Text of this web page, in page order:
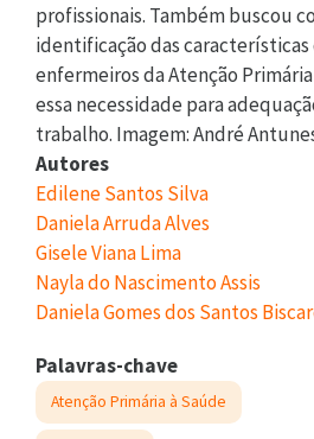
profissionais. Também buscou
identificação das características
enfermeiros da Atenção
essa necessidade para
trabalho. Imagem: André
Autores
Edilene Santos Silva
Daniela Arruda Alves
Gisele Viana Lima
Nayla do Nascimento Assis
Daniela Gomes dos Santos
Palavras-chave
Atenção Primária à Saúde